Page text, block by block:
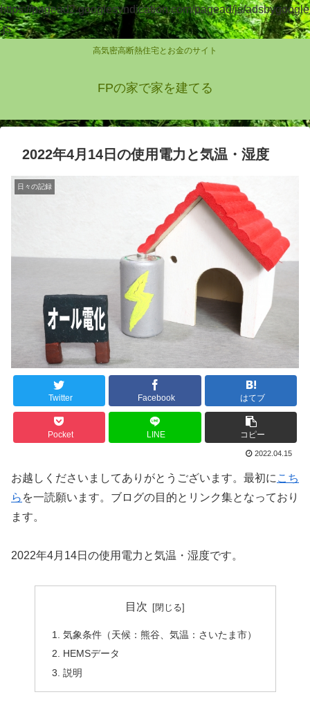
https://pagead2.googlesyndication.com/pagead/js/adsbygoogle
.js
高気密高断熱住宅とお金のサイト
FPの家で家を建てる
2022年4月14日の使用電力と気温・湿度
日々の記録
Twitter Facebook はてブ
Pocket LINE コピー
2022.04.15
お越しくださいましてありがとうございます。最初に こち
ら を一読願います。ブログの目的とリンク集となっており
ます。
2022年4月14日の使用電力と気温・湿度です。
目次
気象条件（天候：熊谷、気温：さいたま市）
HEMSデータ
説明